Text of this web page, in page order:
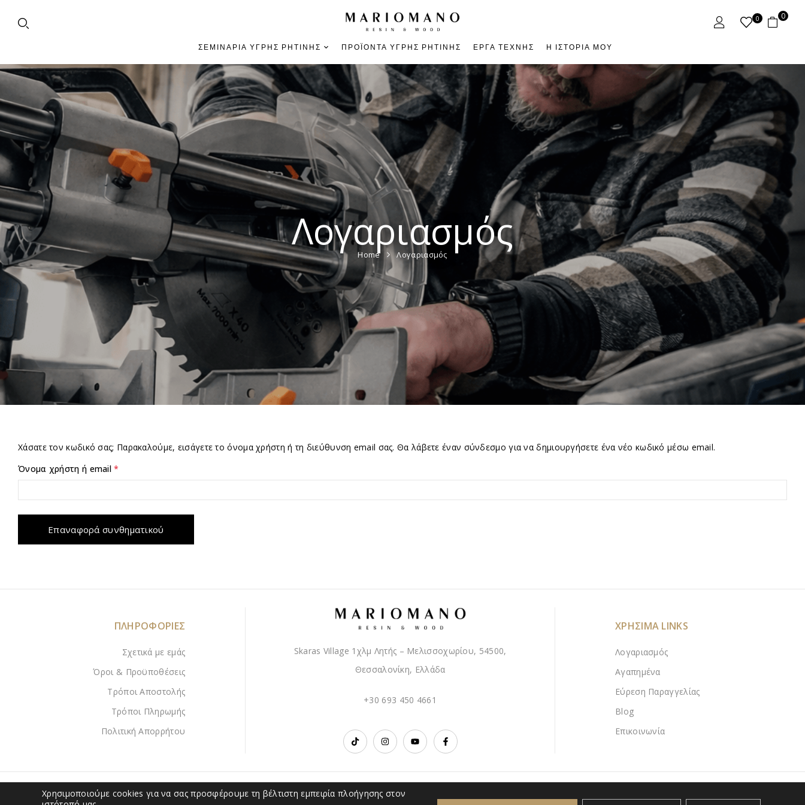
0 0
ΣΕΜΙΝΆΡΙΑ ΥΓΡΉΣ ΡΗΤΊΝΗΣ ΠΡΟΪΌΝΤΑ ΥΓΡΉΣ ΡΗΤΊΝΗΣ ΈΡΓΑ ΤΈΧΝΗΣ Η ΙΣΤΟΡΊΑ ΜΟΥ
Λογαριασμός
Home Λογαριασμός
Χάσατε τον κωδικό σας; Παρακαλούμε, εισάγετε το όνομα χρήστη ή τη διεύθυνση email σας. Θα λάβετε έναν σύνδεσμο για να δημιουργήσετε ένα νέο κωδικό μέσω email.
Όνομα χρήστη ή email*
Επαναφορά συνθηματικού
ΠΛΗΡΟΦΟΡΙΕΣ
Σχετικά με εμάς
Όροι & Προϋποθέσεις
Τρόποι Αποστολής
Τρόποι Πληρωμής
Πολιτική Απορρήτου
Skaras Village 1χλμ Λητής – Μελισσοχωρίου, 54500,
Θεσσαλονίκη, Ελλάδα
+30 693 450 4661
ΧΡΗΣΙΜΑ LINKS
Λογαριασμός
Αγαπημένα
Εύρεση Παραγγελίας
Blog
Επικοινωνία
Χρησιμοποιούμε cookies για να σας προσφέρουμε τη βέλτιστη εμπειρία πλοήγησης στον